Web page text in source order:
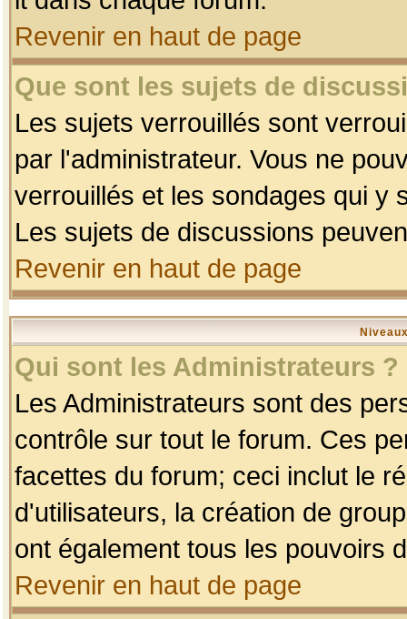
Revenir en haut de page
Que sont les sujets de
Les sujets verrouillés sont
par l'administrateur. Vous ne
verrouillés et les sondages qui y
Les sujets de discussions
Revenir en haut de page
Qui sont les Administrateurs ?
Les Administrateurs sont des
contrôle sur tout le forum. Ces
facettes du forum; ceci inclut le
d'utilisateurs, la création de
ont également tous les pouvoirs
Revenir en haut de page